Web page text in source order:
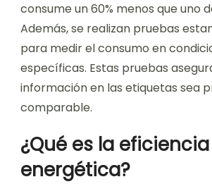
consume un 60% menos que uno
Además, se realizan pruebas
para medir el consumo en
específicas. Estas pruebas
información en las etiquetas sea
comparable.
¿Qué es la eficiencia
energética?